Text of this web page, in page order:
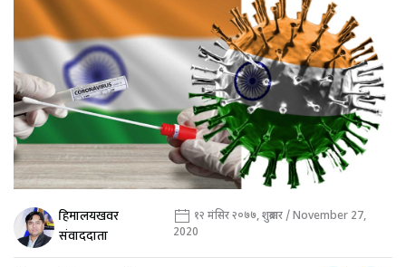
हिमालयखवर
संवाददाता
१२ मंसिर २०७७, शुक्रबार / November 27,
2020